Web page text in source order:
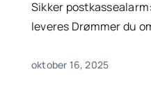
Sikker
leveres Drømmer du
oktober 16, 2025